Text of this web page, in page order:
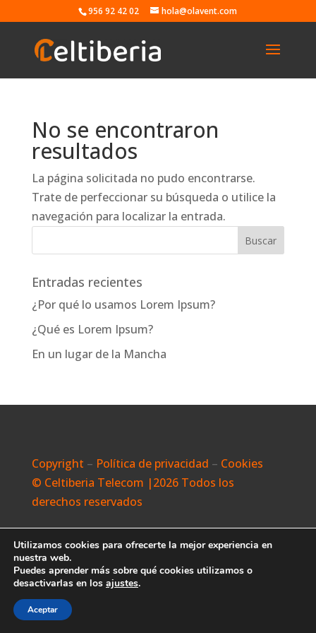
956 92 42 02 hola@olavent.com
No se encontraron
resultados
La página solicitada no pudo encontrarse.
Trate de perfeccionar su búsqueda o utilice la
navegación para localizar la entrada.
Entradas recientes
¿Por qué lo usamos Lorem Ipsum?
¿Qué es Lorem Ipsum?
En un lugar de la Mancha
Copyright – Política de privacidad – Cookies
© Celtiberia Telecom |2026 Todos los
derechos reservados
Utilizamos cookies para ofrecerte la mejor experiencia en
nuestra web.
Puedes aprender más sobre qué cookies utilizamos o
desactivarlas en los ajustes.
Aceptar